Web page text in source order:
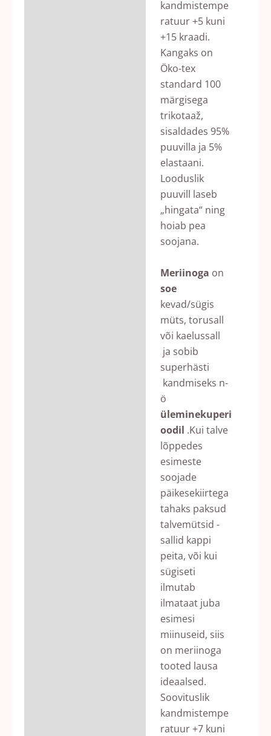
kandmistempe
ratuur +5 kuni
+15 kraadi.
Kangaks on
Öko-tex
standard 100
märgisega
trikotaaž,
sisaldades 95%
puuvilla ja 5%
elastaani.
Looduslik
puuvill laseb
„hingata“ ning
hoiab pea
soojana.
Meriinoga on
soe
kevad/sügis
müts, torusall
või kaelussall
ja sobib
superhästi
kandmiseks n-
ö
üleminekuperi
oodil .Kui talve
lõppedes
esimeste
soojade
päikesekiirtega
tahaks paksud
talvemütsid -
sallid kappi
peita, või kui
sügiseti
ilmutab
ilmataat juba
esimesi
miinuseid, siis
on meriinoga
tooted lausa
ideaalsed.
Soovituslik
kandmistempe
ratuur +7 kuni